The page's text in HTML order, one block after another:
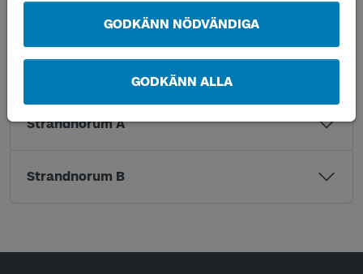
GODKÄNN NÖDVÄNDIGA
GODKÄNN ALLA
Strandkärr A
Strandnorum A
Strandnorum B